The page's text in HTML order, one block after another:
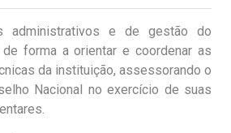
administrativos e de gestão do
de forma a orientar e coordenar as
da instituição, assessorando o
Nacional no exercício de suas